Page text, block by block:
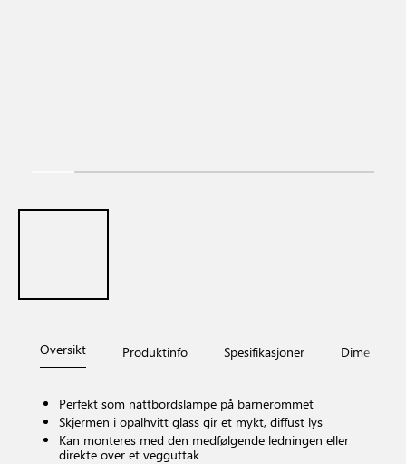
Oversikt Produktinfo Spesifikasjoner
Perfekt som nattbordslampe på barnerommet
Skjermen i opalhvitt glass gir et mykt, diffust lys
Kan monteres med den medfølgende ledningen eller
direkte over et vegguttak